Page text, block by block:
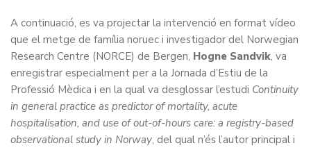
A continuació, es va projectar la intervenció en format vídeo
que el metge de família noruec i investigador del Norwegian
Research Centre (NORCE) de Bergen, Hogne Sandvik, va
enregistrar especialment per a la Jornada d’Estiu de la
Professió Mèdica i en la qual va desglossar l’estudi Continuity
in general practice as predictor of mortality, acute
hospitalisation, and use of out-of-hours care: a registry-based
observational study in Norway, del qual n’és l’autor principal i